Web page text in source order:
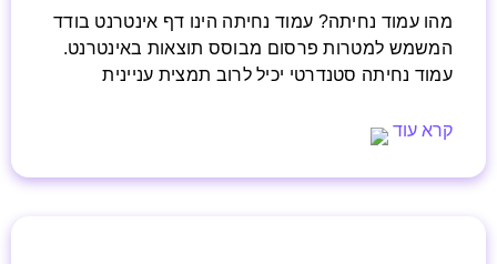
מהו עמוד נחיתה? עמוד נחיתה הינו דף אינטרנט בודד
המשמש למטרות פרסום מבוסס תוצאות באינטרנט.
עמוד נחיתה סטנדרטי יכיל לרוב תמצית עניינית
קרא עוד